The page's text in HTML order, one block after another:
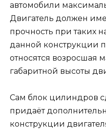
автомобили
Двигатель должен
прочность при таких
данной конструкции
относятся возросшая
габаритной высоты
Сам блок цилиндров
придаёт
конструкции